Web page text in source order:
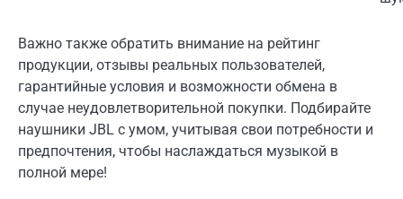
Важно также обратить внимание на рейтинг
продукции, отзывы реальных пользователей,
гарантийные условия и возможности обмена в
случае неудовлетворительной покупки. Подбирайте
наушники JBL с умом, учитывая свои потребности и
предпочтения, чтобы наслаждаться музыкой в
полной мере!